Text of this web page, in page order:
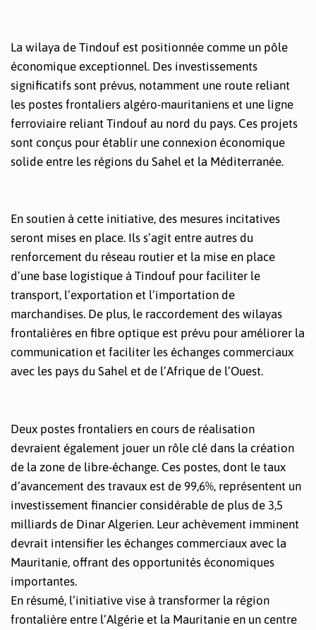
La wilaya de Tindouf est positionnée comme un pôle
économique exceptionnel. Des investissements
significatifs sont prévus, notamment une route reliant
les postes frontaliers algéro-mauritaniens et une ligne
ferroviaire reliant Tindouf au nord du pays. Ces projets
sont conçus pour établir une connexion économique
solide entre les régions du Sahel et la Méditerranée.
En soutien à cette initiative, des mesures incitatives
seront mises en place. Ils s’agit entre autres du
renforcement du réseau routier et la mise en place
d’une base logistique à Tindouf pour faciliter le
transport, l’exportation et l’importation de
marchandises. De plus, le raccordement des wilayas
frontalières en fibre optique est prévu pour améliorer la
communication et faciliter les échanges commerciaux
avec les pays du Sahel et de l’Afrique de l’Ouest.
Deux postes frontaliers en cours de réalisation
devraient également jouer un rôle clé dans la création
de la zone de libre-échange. Ces postes, dont le taux
d’avancement des travaux est de 99,6%, représentent un
investissement financier considérable de plus de 3,5
milliards de Dinar Algerien. Leur achèvement imminent
devrait intensifier les échanges commerciaux avec la
Mauritanie, offrant des opportunités économiques
importantes.
En résumé, l’initiative vise à transformer la région
frontalière entre l’Algérie et la Mauritanie en un centre